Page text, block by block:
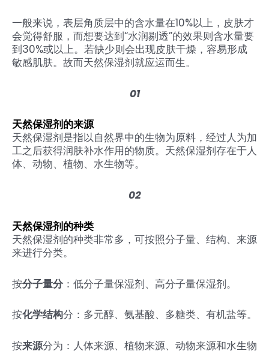
一般来说，表层角质层中的含水量在10%以上，皮肤才
会觉得舒服，而想要达到“水润剔透”的效果则含水量要
到30%或以上。若缺少则会出现皮肤干燥，容易形成
敏感肌肤。故而天然保湿剂就应运而生。
01
天然保湿剂的来源
天然保湿剂是指以自然界中的生物为原料，经过人为加
工之后获得润肤补水作用的物质。天然保湿剂存在于人
体、动物、植物、水生物等。
02
天然保湿剂的种类
天然保湿剂的种类非常多，可按照分子量、结构、来源
来进行分类。
按分子量分 ：低分子量保湿剂、高分子量保湿剂。
按化学结构分：多元醇、氨基酸、多糖类、有机盐等。
按来源分为：人体来源、植物来源、动物来源和水生物